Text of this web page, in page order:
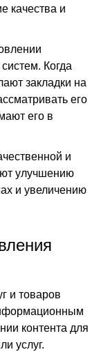
качества и
Когда
закладки на
его
его в
и
улучшению
и увеличению
и товаров
контента для
услуг.